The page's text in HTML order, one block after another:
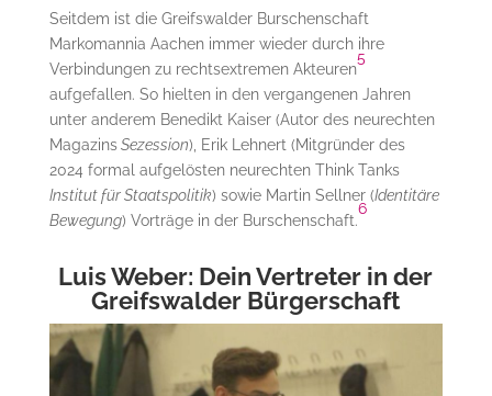
Seitdem ist die Greifswalder Burschenschaft
Markomannia Aachen immer wieder durch ihre
Verbindungen zu rechtsextremen Akteuren
5
aufgefallen. So hielten in den vergangenen Jahren
unter anderem Benedikt Kaiser (Autor des neurechten
MagazinsSezession), Erik Lehnert (Mitgründer des
2024 formal aufgelösten neurechten Think Tanks
Institut für Staatspolitik) sowie Martin Sellner (Identitäre
Bewegung) Vorträge in der Burschenschaft.
6
Luis Weber: Dein Vertreter in der
Greifswalder Bürgerschaft